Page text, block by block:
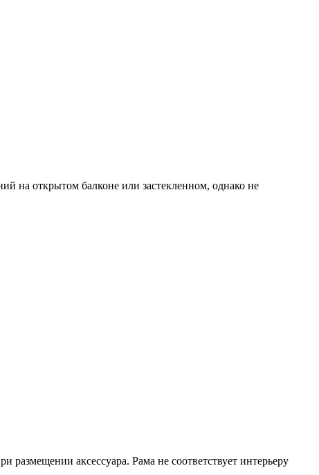
на открытом балконе или застекленном, однако не
аксессуара. Рама не соответствует интерьеру